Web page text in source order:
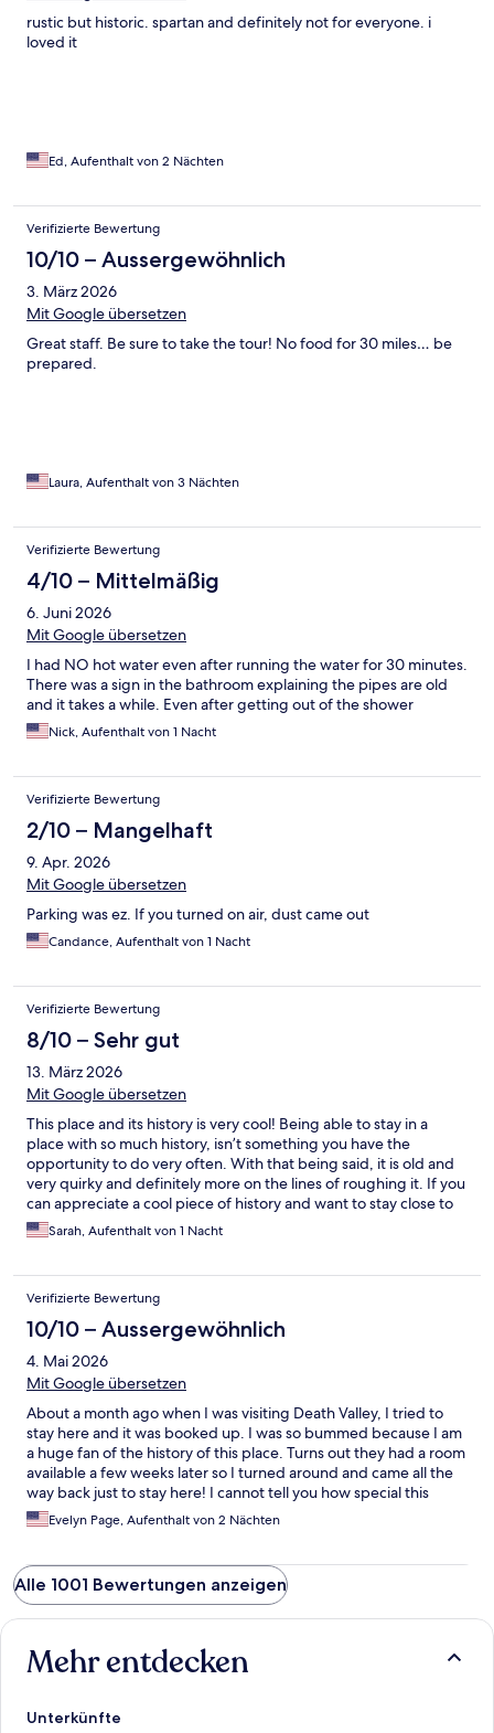
rustic but historic. spartan and definitely not for everyone. i
loved it
Ed, Aufenthalt von 2 Nächten
Verifizierte Bewertung
10/10 – Aussergewöhnlich
3. März 2026
Mit Google übersetzen
Great staff. Be sure to take the tour! No food for 30 miles… be
prepared.
Laura, Aufenthalt von 3 Nächten
Verifizierte Bewertung
4/10 – Mittelmäßig
6. Juni 2026
Mit Google übersetzen
I had NO hot water even after running the water for 30 minutes.
There was a sign in the bathroom explaining the pipes are old
and it takes a while. Even after getting out of the shower
Nick, Aufenthalt von 1 Nacht
Verifizierte Bewertung
2/10 – Mangelhaft
9. Apr. 2026
Mit Google übersetzen
Parking was ez. If you turned on air, dust came out
Candance, Aufenthalt von 1 Nacht
Verifizierte Bewertung
8/10 – Sehr gut
13. März 2026
Mit Google übersetzen
This place and its history is very cool! Being able to stay in a
place with so much history, isn’t something you have the
opportunity to do very often. With that being said, it is old and
very quirky and definitely more on the lines of roughing it. If you
can appreciate a cool piece of history and want to stay close to
Death Valley it does the job…
Sarah, Aufenthalt von 1 Nacht
Verifizierte Bewertung
10/10 – Aussergewöhnlich
4. Mai 2026
Mit Google übersetzen
About a month ago when I was visiting Death Valley, I tried to
stay here and it was booked up. I was so bummed because I am
a huge fan of the history of this place. Turns out they had a room
available a few weeks later so I turned around and came all the
way back just to stay here! I cannot tell you how special this
place is.. you truly have to visit to see for yourself. I HIGHLY
reccomend doing the tour to get the full experience. The staff is
Highway was shot here! So cool! This place deserves its own
documentary and youll be lucky to stay here.
Evelyn Page, Aufenthalt von 2 Nächten
Alle 1001 Bewertungen anzeigen
Mehr entdecken
Unterkünfte